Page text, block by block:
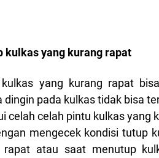
kulkas yang kurang rapat
yang kurang rapat
dingin pada kulkas tidak bisa
celah celah pintu kulkas yang
mengecek kondisi tutup
rapat atau saat menutup